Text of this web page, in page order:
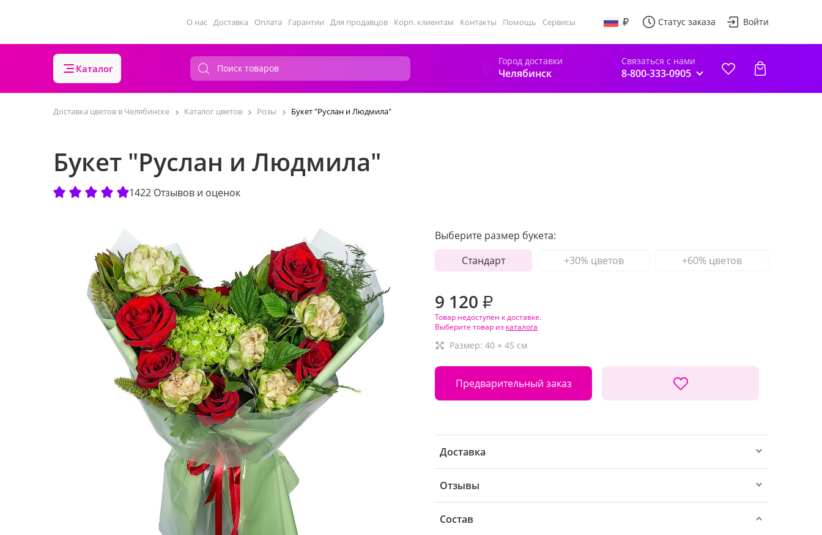
О нас Доставка Оплата Гарантии Для продавцов Корп. клиентам Контакты Помощь Сервисы Статус заказа Войти
Каталог
Город доставки
Челябинск
Связаться с нами
8-800-333-0905
Доставка цветов в Челябинске Каталог цветов Розы Букет "Руслан и Людмила"
Букет "Руслан и Людмила"
1422 Отзывов и оценок
Выберите размер букета:
Стандарт
+30% цветов +60% цветов
9 120 ₽
Товар недоступен к доставке.
Выберите товар из каталога
Размер: 40 × 45 см
Предварительный заказ
Доставка
Отзывы
Состав